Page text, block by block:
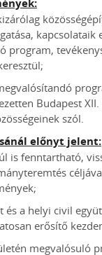
kapcsolataik
program,
Budapest
szól.
előnyt jelent:
is fenntartható,
és a helyi civil
erősítő
megvalósuló